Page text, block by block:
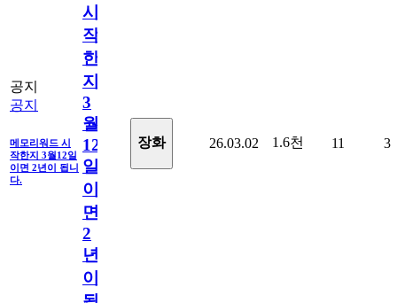
공지
공지
메모리워드 시
작한지 3월12일
이면 2년이 됩니
다.
시
작
한
지
3
월
12
일
이
면
2
년
이
장화 26.03.02 1.6천 11 3